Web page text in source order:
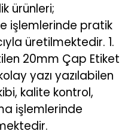
ürünleri;
işlemlerinde pratik
üretilmektedir. 1.
20mm Çap Etiket
yazı yazılabilen
kalite kontrol,
işlemlerinde